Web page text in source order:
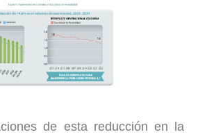
de esta reducción en la